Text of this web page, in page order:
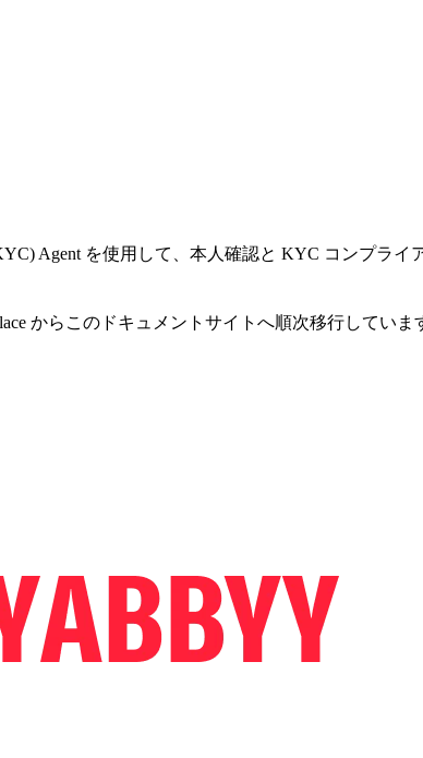
Agent を使用して、本人確認と KYC コンプライ
からこのドキュメントサイトへ順次移行していま